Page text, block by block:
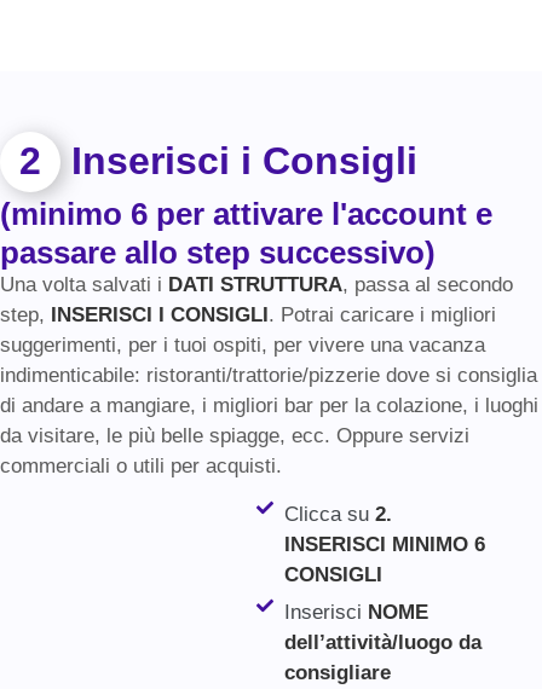
2 Inserisci i Consigli
(minimo 6 per attivare l'account e
passare allo step successivo)
Una volta salvati i DATI STRUTTURA, passa al secondo
step,
INSERISCI I CONSIGLI . Potrai caricare i migliori
suggerimenti, per i tuoi ospiti, per vivere una vacanza
indimenticabile: ristoranti/trattorie/pizzerie dove si consiglia
di andare a mangiare, i migliori bar per la colazione, i luoghi
da visitare, le più belle spiagge, ecc. Oppure servizi
commerciali o utili per acquisti.
Clicca su 2.
INSERISCI MINIMO 6
CONSIGLI
Inserisci NOME
dell’attività/luogo da
consigliare